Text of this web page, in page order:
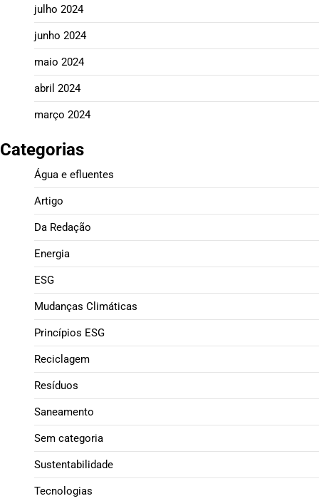
julho 2024
junho 2024
maio 2024
abril 2024
março 2024
Categorias
Água e efluentes
Artigo
Da Redação
Energia
ESG
Mudanças Climáticas
Princípios ESG
Reciclagem
Resíduos
Saneamento
Sem categoria
Sustentabilidade
Tecnologias